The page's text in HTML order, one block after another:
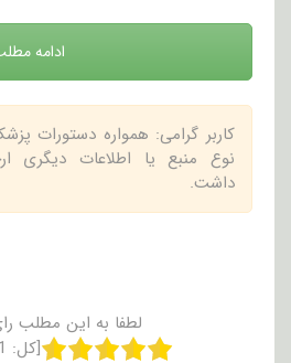
ادامه
کاربر گرامی: همواره دستورات
نوع منبع یا اطلاعات دیگری
داشت.
لطفا به این مطلب
[کل: 1